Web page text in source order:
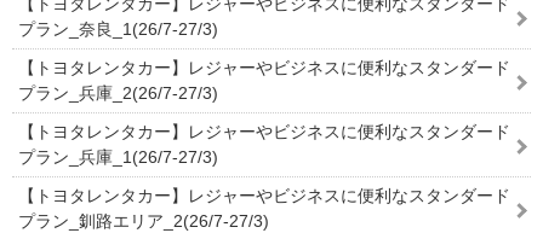
【トヨタレンタカー】レジャーやビジネスに便利なスタンダード
プラン_奈良_1(26/7-27/3)
【トヨタレンタカー】レジャーやビジネスに便利なスタンダード
プラン_兵庫_2(26/7-27/3)
【トヨタレンタカー】レジャーやビジネスに便利なスタンダード
プラン_兵庫_1(26/7-27/3)
【トヨタレンタカー】レジャーやビジネスに便利なスタンダード
プラン_釧路エリア_2(26/7-27/3)